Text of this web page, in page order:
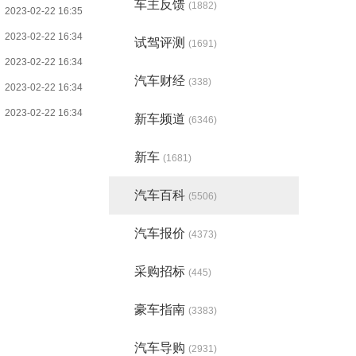
2023-02-22 16:35
2023-02-22 16:34
2023-02-22 16:34
2023-02-22 16:34
2023-02-22 16:34
车主反馈 (1882)
试驾评测 (1691)
汽车财经 (338)
新车频道 (6346)
新车 (1681)
汽车百科 (5506)
汽车报价 (4373)
采购招标 (445)
豪车指南 (3383)
汽车导购 (2931)